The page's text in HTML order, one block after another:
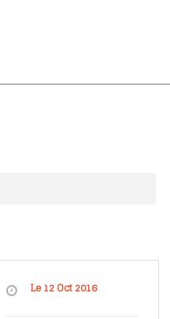
Le 12 Oct 2016